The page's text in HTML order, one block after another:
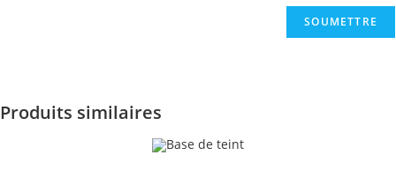
Produits similaires